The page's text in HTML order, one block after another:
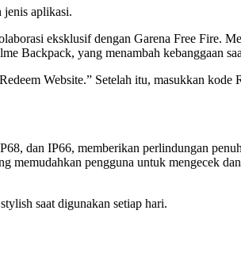
jenis aplikasi.
eksklusif dengan Garena Free Fire.
Backpack, yang menambah kebanggaan
Website.” Setelah itu, masukkan
dan IP66, memberikan perlindungan
pengguna untuk mengecek
saat digunakan setiap hari.